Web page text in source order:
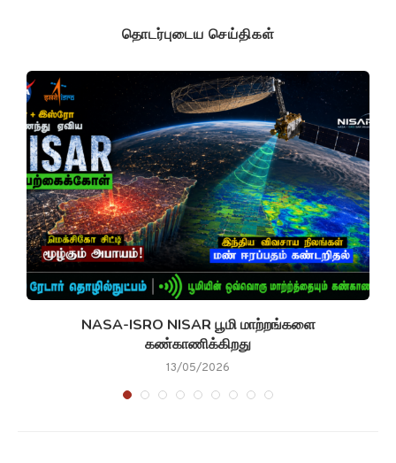
தொடர்புடைய செய்திகள்
NASA-ISRO NISAR பூமி மாற்றங்களை
கண்காணிக்கிறது
13/05/2026